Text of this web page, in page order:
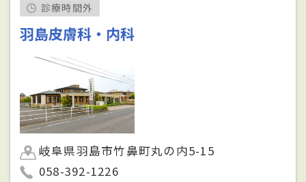
診療時間外
羽島皮膚科・内科
岐阜県羽島市竹鼻町丸の内5-15
058-392-1226